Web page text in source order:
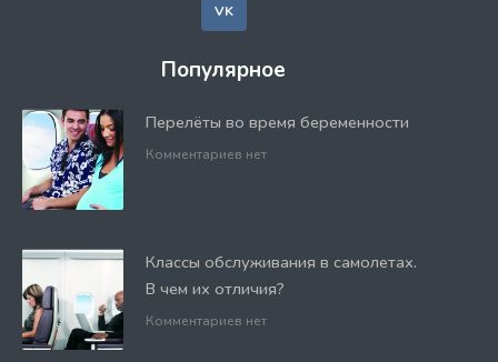
VK
Популярное
Перелёты во время беременности
Комментариев нет
Классы обслуживания в самолетах.
В чем их отличия?
Комментариев нет